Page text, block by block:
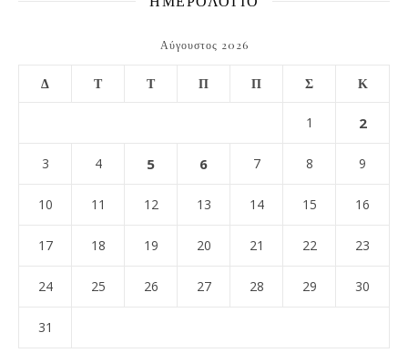
Αύγουστος 2026
Δ Τ Τ Π Π Σ Κ
1 2
3 4 5 6 7 8 9
10 11 12 13 14 15 16
17 18 19 20 21 22 23
24 25 26 27 28 29 30
31